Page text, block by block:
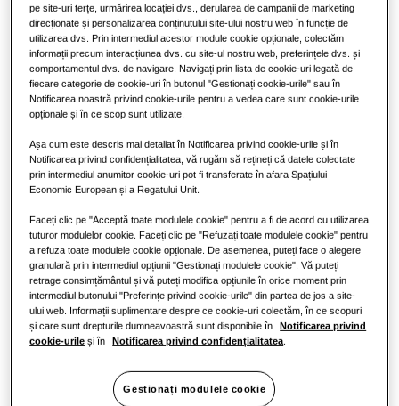
Spații aferente restaurantelor
Spații de birouri
Sustenabilitate
One Samsung
pe site-uri terțe, urmărirea locației dvs., derularea de campanii de marketing
direcționate și personalizarea conținutului site-ului nostru web în funcție de
utilizarea dvs. Prin intermediul acestor module cookie opționale, colectăm
informații precum interacțiunea dvs. cu site-ul nostru web, preferințele dvs. și
comportamentul dvs. de navigare. Navigați prin lista de cookie-uri legată de
fiecare categorie de cookie-uri în butonul "Gestionați cookie-urile" sau în
Notificarea noastră privind cookie-urile pentru a vedea care sunt cookie-urile
opționale și în ce scop sunt utilizate.
Așa cum este descris mai detaliat în Notificarea privind cookie-urile și în
Notificarea privind confidențialitatea, vă rugăm să rețineți că datele colectate
prin intermediul anumitor cookie-uri pot fi transferate în afara Spațiului
Economic European și a Regatului Unit.
Faceți clic pe "Acceptă toate modulele cookie" pentru a fi de acord cu utilizarea
tuturor modulelor cookie. Faceți clic pe "Refuzați toate modulele cookie" pentru
a refuza toate modulele cookie opționale. De asemenea, puteți face o alegere
granulară prin intermediul opțiunii "Gestionați modulele cookie". Vă puteți
retrage consimțământul și vă puteți modifica opțiunile în orice moment prin
intermediul butonului "Preferințe privind cookie-urile" din partea de jos a site-
ului web. Informații suplimentare despre ce cookie-uri colectăm, în ce scopuri
și care sunt drepturile dumneavoastră sunt disponibile în
Notificarea privind
cookie-urile și în Notificarea privind confidențialitatea.
Gestionați modulele cookie